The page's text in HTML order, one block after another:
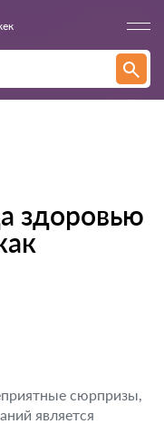
здоровью
сюрпризы,
является